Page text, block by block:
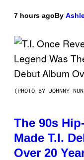
7 hours agoBy
(PHOTO BY JOHNNY
The 90s
Made T.I.
Over 20